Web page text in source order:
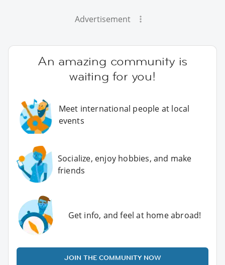
Advertisement
An amazing community is
waiting for you!
Meet international people at local
events
Socialize, enjoy hobbies, and make
friends
Get info, and feel at home abroad!
JOIN THE COMMUNITY NOW